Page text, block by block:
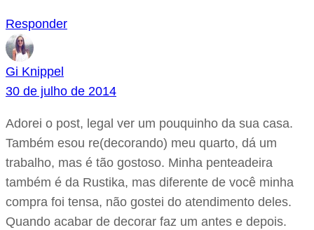
Responder
Gi Knippel
30 de julho de 2014
Adorei o post, legal ver um pouquinho da sua casa.
Também esou re(decorando) meu quarto, dá um
trabalho, mas é tão gostoso. Minha penteadeira
também é da Rustika, mas diferente de você minha
compra foi tensa, não gostei do atendimento deles.
Quando acabar de decorar faz um antes e depois.